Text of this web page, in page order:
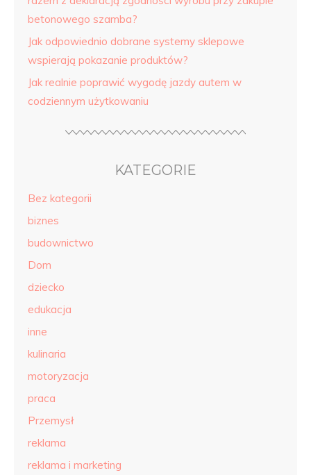
betonowego szamba?
Jak odpowiednio dobrane systemy sklepowe
wspierają pokazanie produktów?
Jak realnie poprawić wygodę jazdy autem w
codziennym użytkowaniu
KATEGORIE
Bez kategorii
biznes
budownictwo
Dom
dziecko
edukacja
inne
kulinaria
motoryzacja
praca
Przemysł
reklama
reklama i marketing